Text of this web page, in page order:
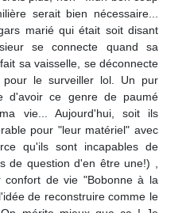
serait bien nécessaire...
marié qui était soit disant
se connecte quand sa
sa vaisselle, se déconnecte
le surveiller lol. Un pur
d'avoir ce genre de paumé
vie... Aujourd'hui, soit ils
pour "leur matériel" avec
qu'ils sont incapables de
de question d'en être une!) ,
confort de vie "Bobonne à la
de reconstruire comme le